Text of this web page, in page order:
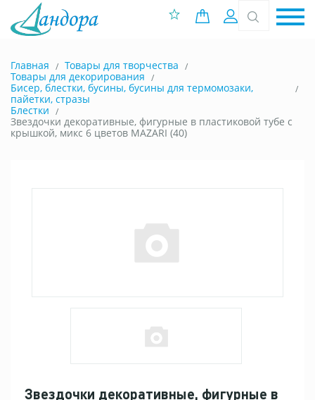
0 позиций
Вход
Главная
Товары для творчества
Товары для декорирования
Бисер, блестки, бусины, бусины для термомозаки,
пайетки, стразы
Блестки
Звездочки декоративные, фигурные в пластиковой тубе с
крышкой, микс 6 цветов MAZARI (40)
Звездочки декоративные, фигурные в